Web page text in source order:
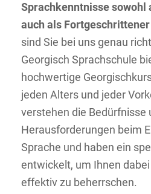
Sprachkenntnisse sowohl
auch als
sind Sie bei uns genau
Georgisch Sprachschule
hochwertige
jeden Alters und jeder
verstehen die Bedürfnisse
Herausforderungen beim
Sprache und haben ein
entwickelt, um Ihnen
effektiv zu beherrschen.